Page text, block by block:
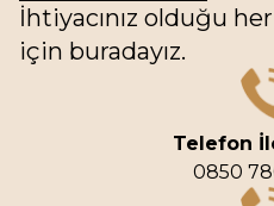
İhtiyacınız olduğu
için buradayız.
Telefon
0850